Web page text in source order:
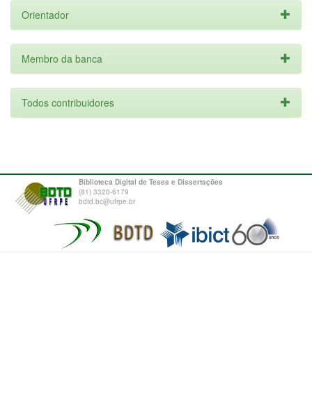
Orientador
Membro da banca
Todos contribuidores
Biblioteca Digital de Teses e Dissertações
(81) 3320-6179
bdtd.bc@ufrpe.br